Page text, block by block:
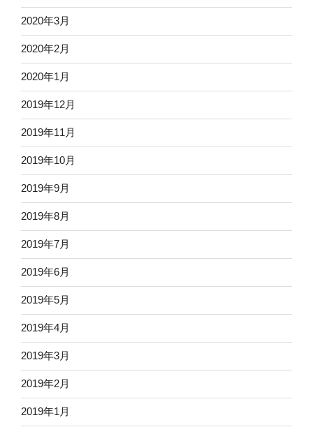
2020年3月
2020年2月
2020年1月
2019年12月
2019年11月
2019年10月
2019年9月
2019年8月
2019年7月
2019年6月
2019年5月
2019年4月
2019年3月
2019年2月
2019年1月